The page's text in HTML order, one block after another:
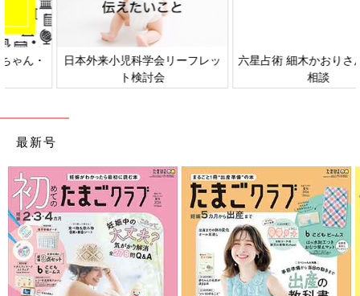
日本外来小児科学会リーフレッ
六星占術 細木かおりさんの人生
最新号